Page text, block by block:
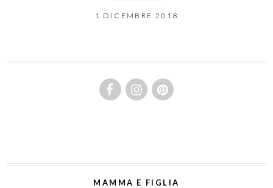
1 DICEMBRE 2018
MAMMA E FIGLIA